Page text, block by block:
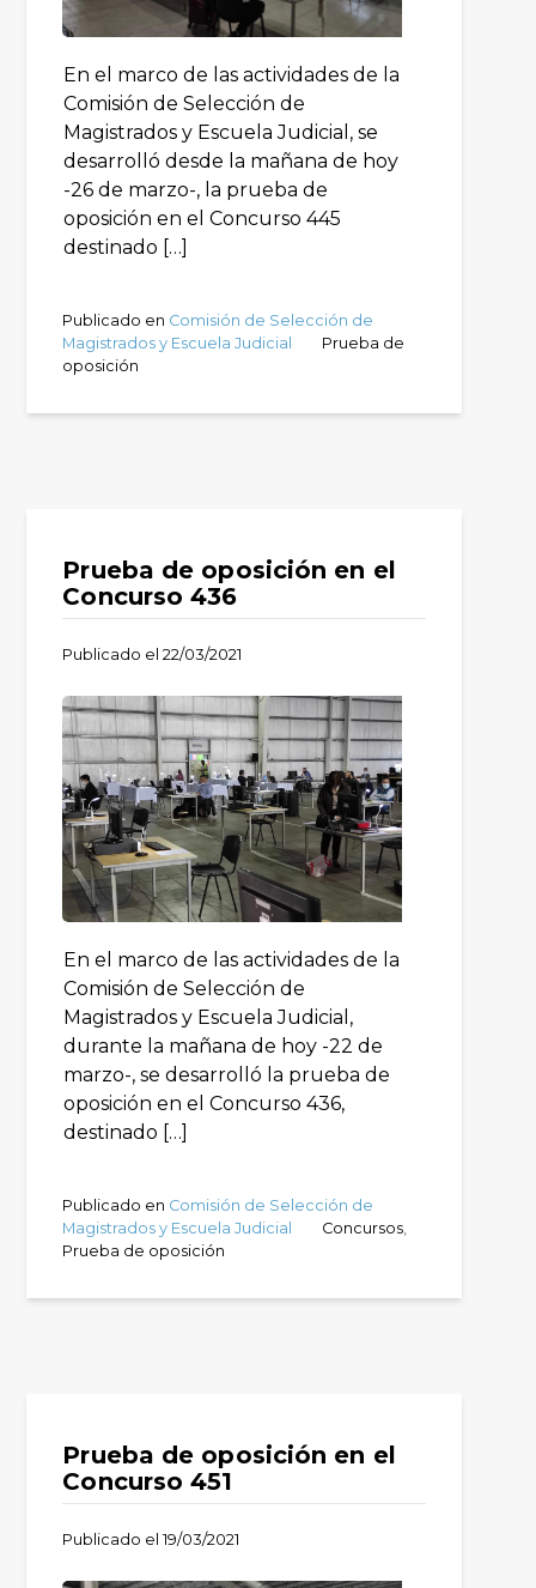
En el marco de las actividades de la
Comisión de Selección de
Magistrados y Escuela Judicial, se
desarrolló desde la mañana de hoy
-26 de marzo-, la prueba de
oposición en el Concurso 445
destinado […]
Publicado en Comisión de Selección de
Magistrados y Escuela Judicial
Prueba de
oposición
Prueba de oposición en el
Concurso 436
Publicado el22/03/2021
En el marco de las actividades de la
Comisión de Selección de
Magistrados y Escuela Judicial,
durante la mañana de hoy -22 de
marzo-, se desarrolló la prueba de
oposición en el Concurso 436,
destinado […]
Publicado en Comisión de Selección de
Magistrados y Escuela Judicial
Concursos
Prueba de oposición
Prueba de oposición en el
Concurso 451
Publicado el19/03/2021